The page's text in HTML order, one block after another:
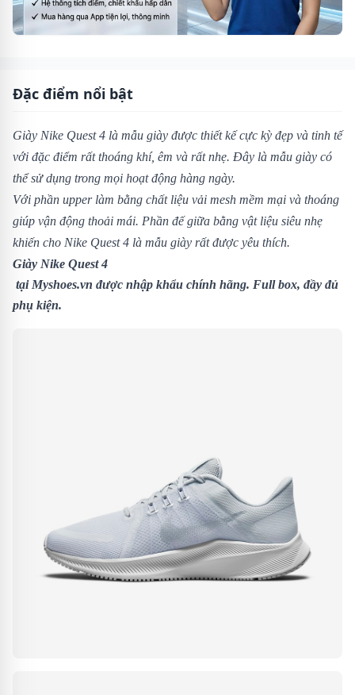
Đặc điểm nổi bật
Giày Nike Quest 4 là mẫu giày được thiết kế cực kỳ đẹp và tinh tế
với đặc điểm rất thoáng khí, êm và rất nhẹ. Đây là mẫu giày có
thể sử dụng trong mọi hoạt động hàng ngày.
Với phần upper làm bằng chất liệu vải mesh mềm mại và thoáng
giúp vận động thoải mái. Phần đế giữa bằng vật liệu siêu nhẹ
khiến cho Nike Quest 4 là mẫu giày rất được yêu thích.
Giày Nike Quest 4
tại Myshoes.vn được nhập khẩu chính hãng. Full box, đầy đủ
phụ kiện.